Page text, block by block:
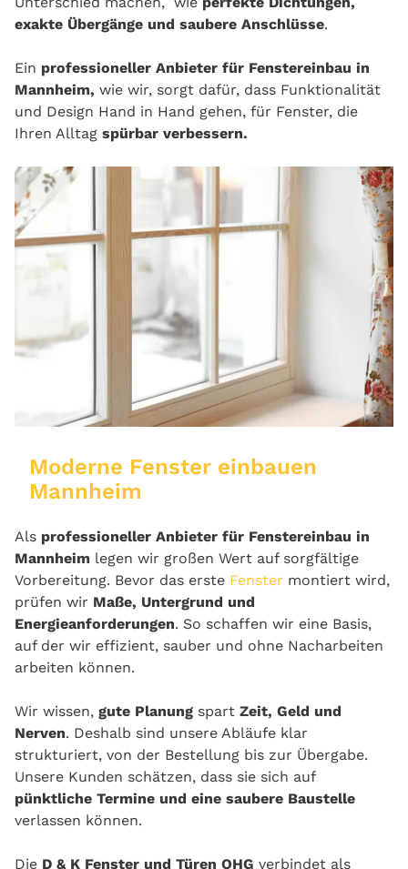
exakte Übergänge und saubere Anschlüsse.
Ein professioneller Anbieter für Fenstereinbau in
Mannheim, wie wir, sorgt dafür, dass Funktionalität
und Design Hand in Hand gehen, für Fenster, die
Ihren Alltag spürbar verbessern.
Moderne Fenster einbauen
Mannheim
Als professioneller Anbieter für Fenstereinbau in
Mannheim legen wir großen Wert auf sorgfältige
Vorbereitung. Bevor das erste Fenster montiert wird,
prüfen wir Maße, Untergrund und
Energieanforderungen. So schaffen wir eine Basis,
auf der wir effizient, sauber und ohne Nacharbeiten
arbeiten können.
Wir wissen, gute Planung spart Zeit, Geld und
Nerven. Deshalb sind unsere Abläufe klar
strukturiert, von der Bestellung bis zur Übergabe.
Unsere Kunden schätzen, dass sie sich auf
pünktliche Termine und eine saubere Baustelle
verlassen können.
Die D & K Fenster und Türen OHG verbindet als